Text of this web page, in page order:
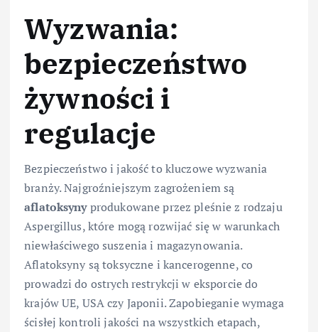
Wyzwania:
bezpieczeństwo
żywności i
regulacje
Bezpieczeństwo i jakość to kluczowe wyzwania
branży. Najgroźniejszym zagrożeniem są
aflatoksynyprodukowane przez pleśnie z rodzaju
Aspergillus, które mogą rozwijać się w warunkach
niewłaściwego suszenia i magazynowania.
Aflatoksyny są toksyczne i kancerogenne, co
prowadzi do ostrych restrykcji w eksporcie do
krajów UE, USA czy Japonii. Zapobieganie wymaga
ścisłej kontroli jakości na wszystkich etapach,